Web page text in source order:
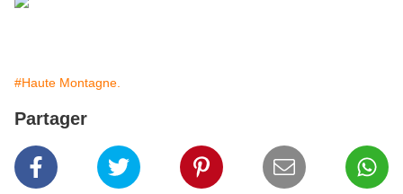
#Haute Montagne.
Partager